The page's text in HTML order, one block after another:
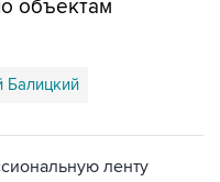
новостей сайта